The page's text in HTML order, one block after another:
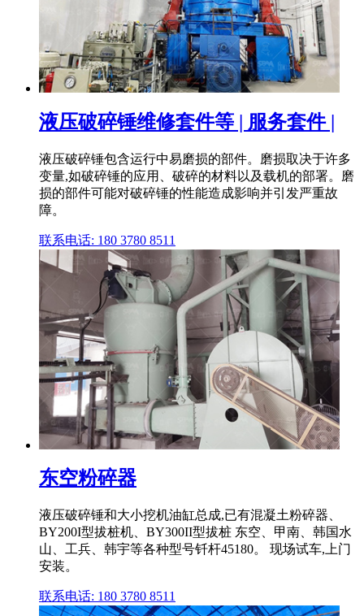
液压破碎锤维修套件等 | 服务套件 |
液压破碎锤包含运行中易磨损的部件。磨损取决于许多
变量,如破碎锤的应用、破碎的材料以及载机的部署。磨
损的部件可能对破碎锤的性能造成影响并引发严重故
障。
联系电话: 180 3780 8511
东空粉碎器
液压破碎锤和大小挖机油缸总成,已有混凝土粉碎器、
BY200I型拔桩机、BY300II型拔桩 东空、甲南、韩国水
山、工兵、韩宇等各种型号钎杆45180。 现场试车,上门
安装。
联系电话: 180 3780 8511